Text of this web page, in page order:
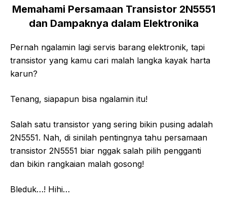
Memahami Persamaan Transistor 2N5551
dan Dampaknya dalam Elektronika
Pernah ngalamin lagi servis barang elektronik, tapi
transistor yang kamu cari malah langka kayak harta
karun?
Tenang, siapapun bisa ngalamin itu!
Salah satu transistor yang sering bikin pusing adalah
2N5551. Nah, di sinilah pentingnya tahu persamaan
transistor 2N5551 biar nggak salah pilih pengganti
dan bikin rangkaian malah gosong!
Bleduk…! Hihi…